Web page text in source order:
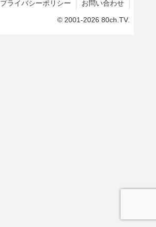
プライバシーポリシー お問い合わせ
© 2001-2026 80ch.TV.